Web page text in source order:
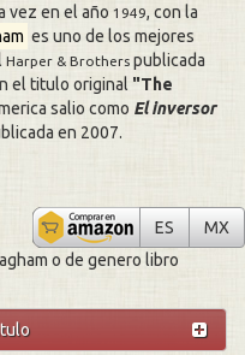
vez en el año 1949, con la
es uno de los mejores
Harper & Brothers publicada
el titulo original
The
salio como El inversor
en 2007.
ESEl MX
o de genero libro